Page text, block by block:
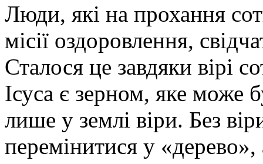
Люди, які на прохання
місії оздоровлення,
Сталося це завдяки вірі
Ісуса є зерном, яке може
лише у землі віри. Без
перемінитися у